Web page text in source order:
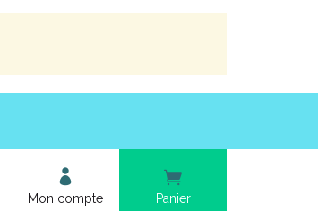
Mon compte Panier